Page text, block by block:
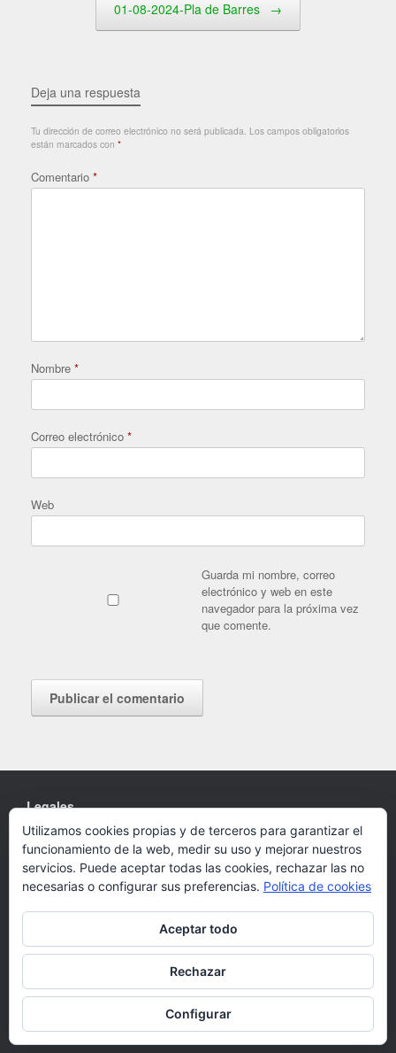
01-08-2024-Pla de Barres →
Deja una respuesta
Tu dirección de correo electrónico no será publicada. Los campos obligatorios
están marcados con *
Comentario *
Nombre *
Correo electrónico *
Web
Guarda mi nombre, correo
electrónico y web en este
navegador para la próxima vez
que comente.
Legales
Cookies
Política de privacidad
Un Tema deSiteOrigin
Utilizamos cookies propias y de terceros para garantizar el
funcionamiento de la web, medir su uso y mejorar nuestros
servicios. Puede aceptar todas las cookies, rechazar las no
necesarias o configurar sus preferencias. Política de cookies
Aceptar todo
Rechazar
Configurar